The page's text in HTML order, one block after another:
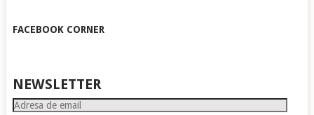
FACEBOOK CORNER
NEWSLETTER
Adresa